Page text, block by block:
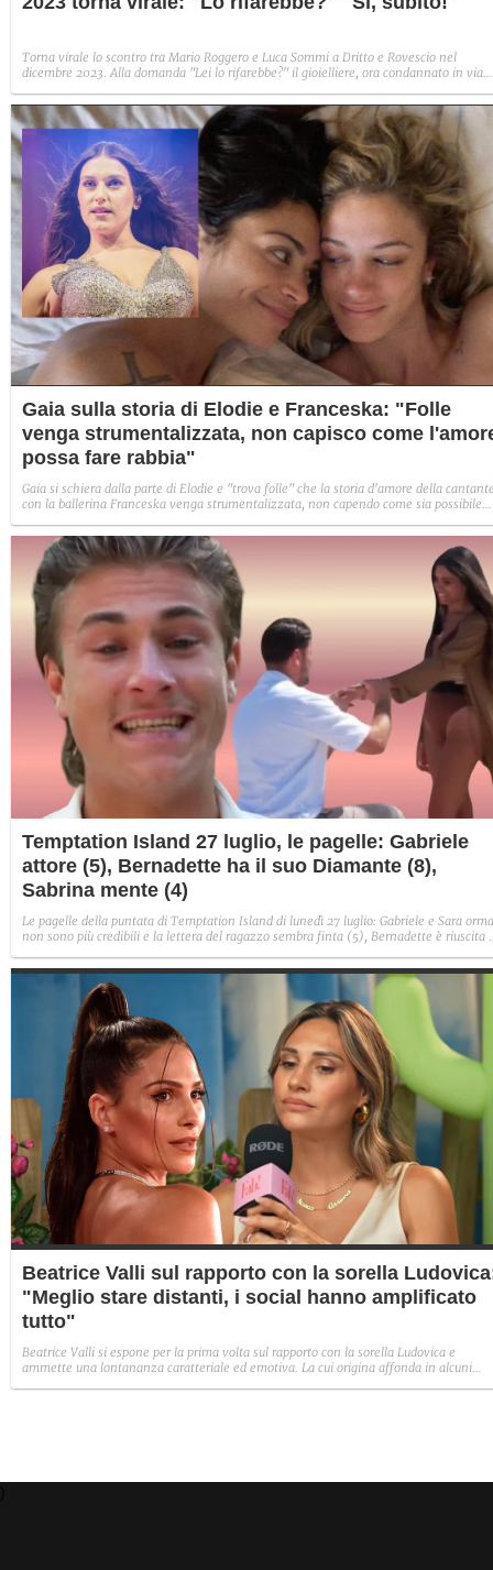
Torna virale lo scontro tra Mario Roggero e Luca Sommi a Dritto e Rovescio nel
dicembre 2023. Alla domanda "Lei lo rifarebbe?" il gioielliere, ora condannato in via
Gaia sulla storia di Elodie e Franceska: "Folle
venga strumentalizzata, non capisco come
possa fare rabbia"
Gaia si schiera dalla parte di Elodie e "trova folle" che la storia d'amore della
con la ballerina Franceska venga strumentalizzata, non capendo come sia possibile
Temptation Island 27 luglio, le pagelle: Gabriele
attore (5), Bernadette ha il suo Diamante (8),
Sabrina mente (4)
Le pagelle della puntata di Temptation Island di lunedì 27 luglio: Gabriele e Sara
non sono più credibili e la lettera del ragazzo sembra finta (5), Bernadette è riuscita
Giovanni che se stessa in un solo momento (4).
Beatrice Valli sul rapporto con la sorella
"Meglio stare distanti, i social hanno amplificato
tutto"
Beatrice Valli si espone per la prima volta sul rapporto con la sorella Ludovica e
ammette una lontananza caratteriale ed emotiva. La cui origina affonda in alcuni